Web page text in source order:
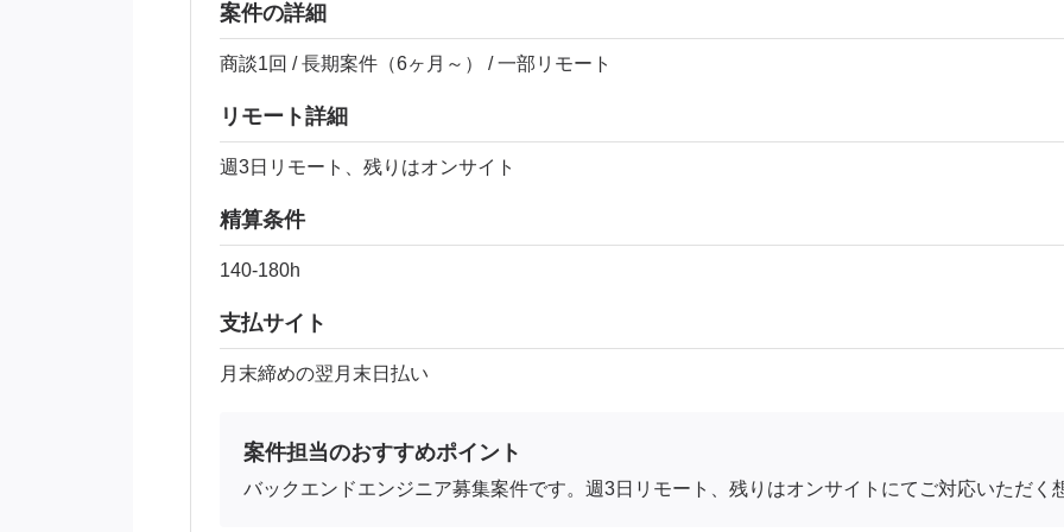
案件の詳細
商談1回 / 長期案件（6ヶ月～） / 一部リモート
リモート詳細
週3日リモート、残りはオンサイト
精算条件
140-180h
支払サイト
月末締めの翌月末日払い
案件担当のおすすめポイント
バックエンドエンジニア募集案件です。週3日リモート、残りはオンサイトにてご対応いただく